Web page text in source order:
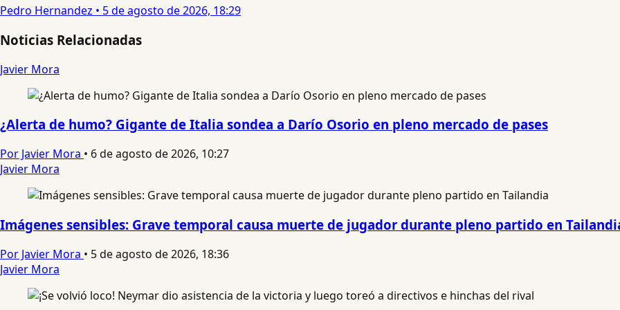
Pedro Hernandez • 5 de agosto de 2026, 18:29
Noticias Relacionadas
Javier Mora
¿Alerta de humo? Gigante de Italia sondea a Darío Osorio en pleno mercado de pases
Por Javier Mora • 6 de agosto de 2026, 10:27
Javier Mora
Imágenes sensibles: Grave temporal causa muerte de jugador durante pleno partido en
Por Javier Mora • 5 de agosto de 2026, 18:36
Javier Mora